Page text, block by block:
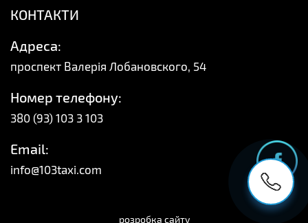
КОНТАКТИ
Адреса:
проспект Валерія Лобановского, 54
Номер телефону:
380 (93) 103 3 103
Email:
info@103taxi.com
розробка сайту